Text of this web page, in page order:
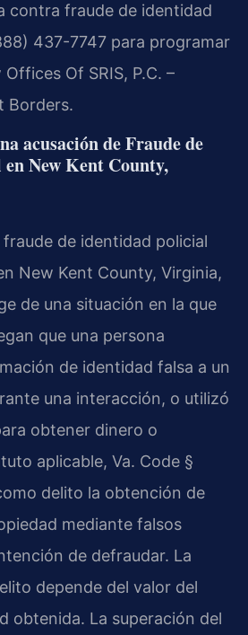
contra fraude de identidad
437-7747 para programar
Of SRIS, P.C. –
Borders.
acusación de Fraude de
New Kent County,
de identidad policial
New Kent County, Virginia,
de una situación en la que
que una persona
de identidad falsa a un
una interacción, o utilizó
obtener dinero o
aplicable, Va. Code §
delito la obtención de
mediante falsos
de defraudar. La
depende del valor del
obtenida. La superación del